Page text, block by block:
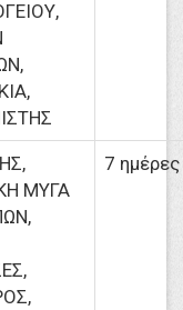
ΜΥΓΑ
7 ημέρες